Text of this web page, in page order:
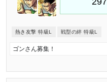
熱き友撃 特級L 戦型の絆 特級L
ゴンさん募集！